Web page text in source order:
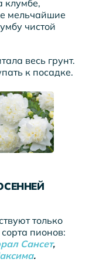
клумбе,
мельчайшие
чистой
весь грунт.
к посадке.
только
пионов:
Сансет,
.